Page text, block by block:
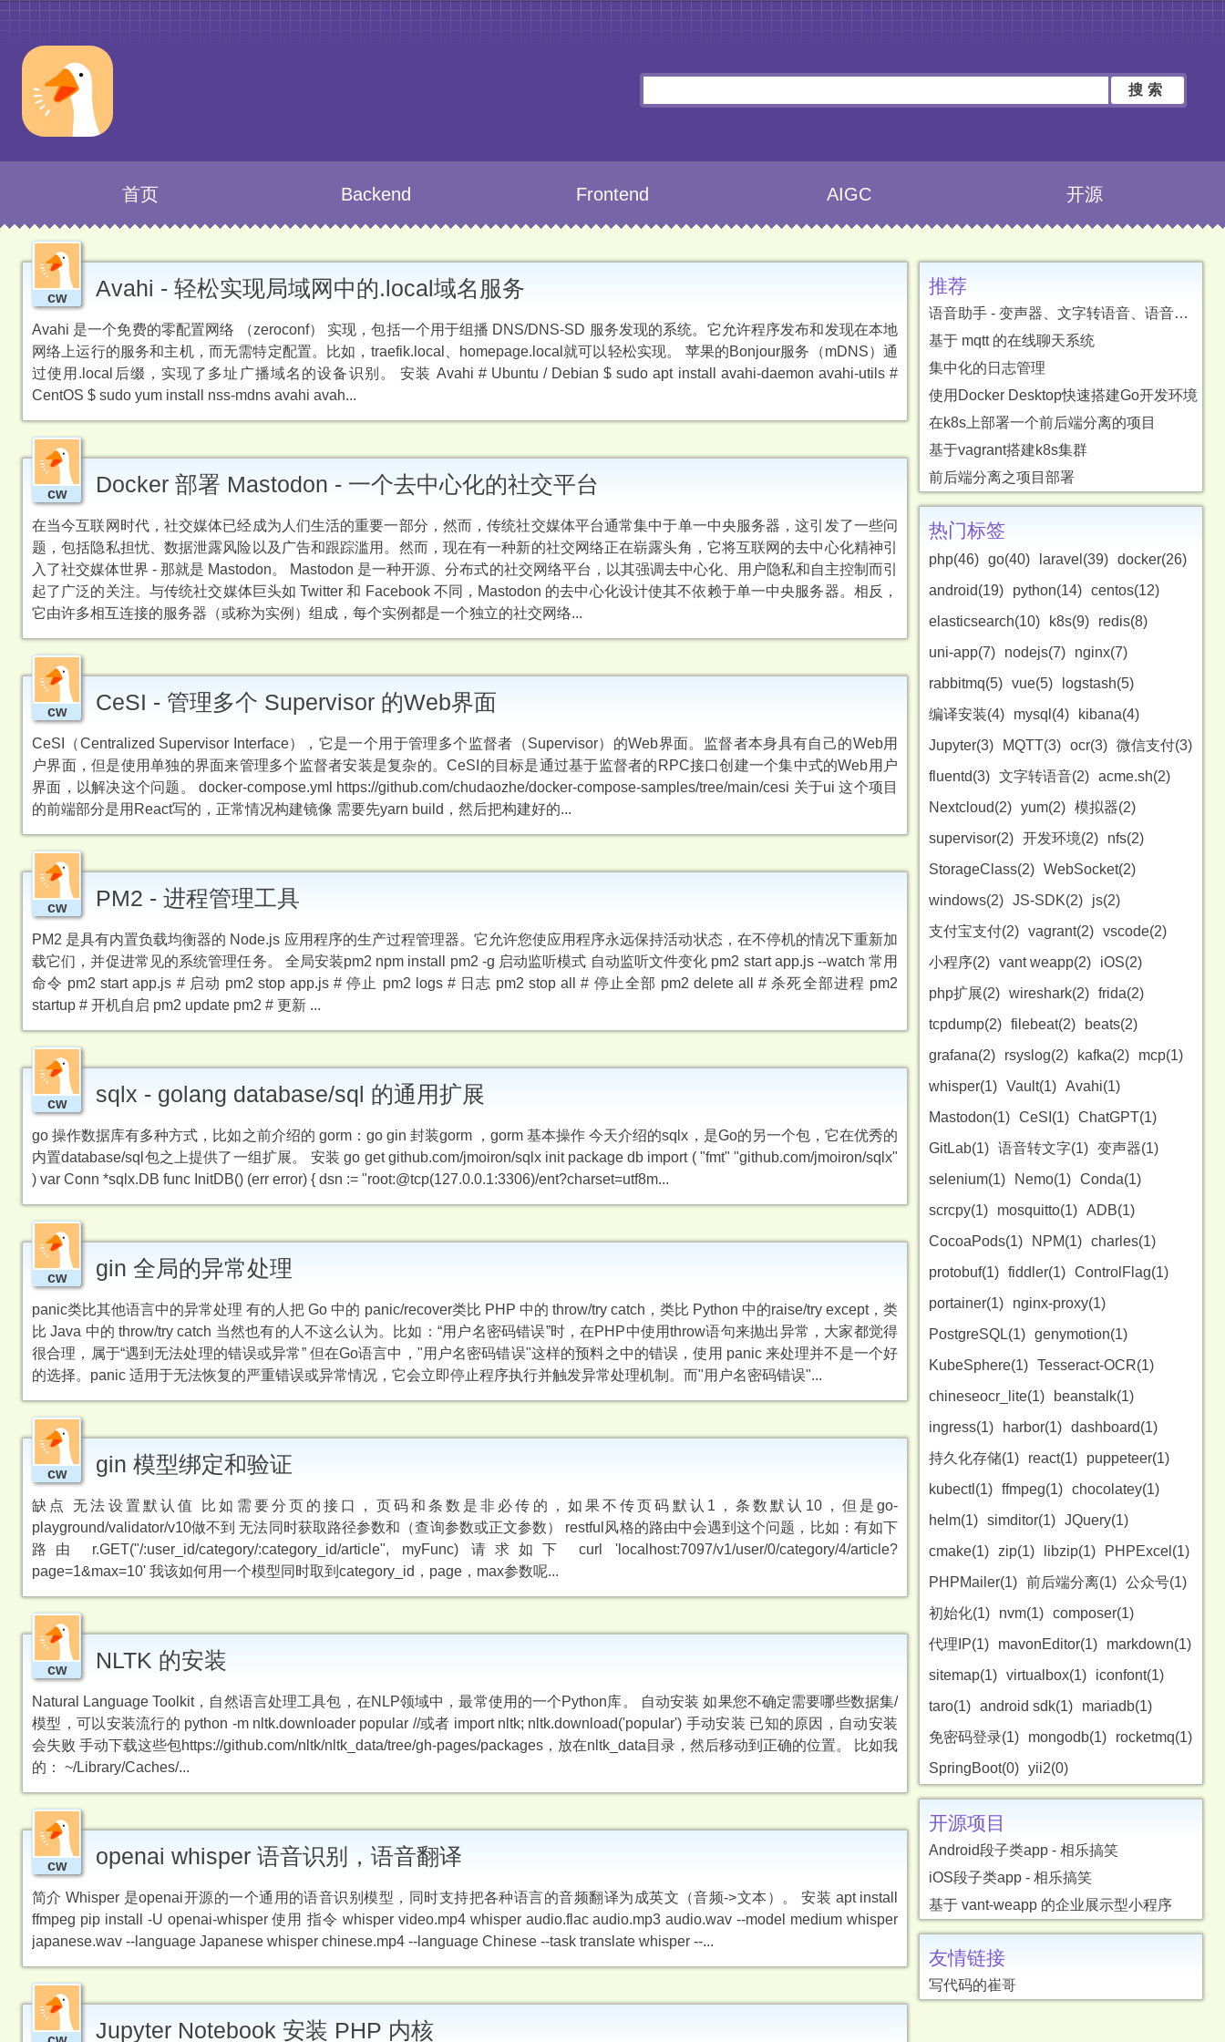
搜索
首页 Backend Frontend AIGC 开源
cw Avahi - 轻松实现局域网中的.local域名服务
Avahi 是一个免费的零配置网络 （zeroconf） 实现，包括一个用于组播 DNS/DNS-SD 服务发现的系统。它允许程序发布和发现在本地
网络上运行的服务和主机，而无需特定配置。比如，traefik.local、homepage.local就可以轻松实现。 苹果的Bonjour服务（mDNS）通
过使用.local后缀，实现了多址广播域名的设备识别。 安装 Avahi # Ubuntu / Debian $ sudo apt install avahi-daemon avahi-utils #
CentOS $ sudo yum install nss-mdns avahi avah...
cw Docker 部署 Mastodon - 一个去中心化的社交平台
在当今互联网时代，社交媒体已经成为人们生活的重要一部分，然而，传统社交媒体平台通常集中于单一中央服务器，这引发了一些问
题，包括隐私担忧、数据泄露风险以及广告和跟踪滥用。然而，现在有一种新的社交网络正在崭露头角，它将互联网的去中心化精神引
入了社交媒体世界 - 那就是 Mastodon。 Mastodon 是一种开源、分布式的社交网络平台，以其强调去中心化、用户隐私和自主控制而引
起了广泛的关注。与传统社交媒体巨头如 Twitter 和 Facebook 不同，Mastodon 的去中心化设计使其不依赖于单一中央服务器。相反，
它由许多相互连接的服务器（或称为实例）组成，每个实例都是一个独立的社交网络...
cw CeSI - 管理多个 Supervisor 的Web界面
CeSI（Centralized Supervisor Interface），它是一个用于管理多个监督者（Supervisor）的Web界面。监督者本身具有自己的Web用
户界面，但是使用单独的界面来管理多个监督者安装是复杂的。CeSI的目标是通过基于监督者的RPC接口创建一个集中式的Web用户
界面，以解决这个问题。 docker-compose.yml https://github.com/chudaozhe/docker-compose-samples/tree/main/cesi 关于ui 这个项目
的前端部分是用React写的，正常情况构建镜像 需要先yarn build，然后把构建好的...
cw PM2 - 进程管理工具
PM2 是具有内置负载均衡器的 Node.js 应用程序的生产过程管理器。它允许您使应用程序永远保持活动状态，在不停机的情况下重新加
载它们，并促进常见的系统管理任务。 全局安装pm2 npm install pm2 -g 启动监听模式 自动监听文件变化 pm2 start app.js --watch 常用
命令 pm2 start app.js # 启动 pm2 stop app.js # 停止 pm2 logs # 日志 pm2 stop all # 停止全部 pm2 delete all # 杀死全部进程 pm2
startup # 开机自启 pm2 update pm2 # 更新 ...
cw sqlx - golang database/sql 的通用扩展
go 操作数据库有多种方式，比如之前介绍的 gorm：go gin 封装gorm ，gorm 基本操作 今天介绍的sqlx，是Go的另一个包，它在优秀的
内置database/sql包之上提供了一组扩展。 安装 go get github.com/jmoiron/sqlx init package db import ( "fmt" "github.com/jmoiron/sqlx"
) var Conn *sqlx.DB func InitDB() (err error) { dsn := "root:@tcp(127.0.0.1:3306)/ent?charset=utf8m...
cw gin 全局的异常处理
panic类比其他语言中的异常处理 有的人把 Go 中的 panic/recover类比 PHP 中的 throw/try catch，类比 Python 中的raise/try except，类
比 Java 中的 throw/try catch 当然也有的人不这么认为。比如：“用户名密码错误”时，在PHP中使用throw语句来抛出异常，大家都觉得
很合理，属于“遇到无法处理的错误或异常” 但在Go语言中，"用户名密码错误"这样的预料之中的错误，使用 panic 来处理并不是一个好
的选择。panic 适用于无法恢复的严重错误或异常情况，它会立即停止程序执行并触发异常处理机制。而"用户名密码错误"...
cw gin 模型绑定和验证
缺点 无法设置默认值 比如需要分页的接口，页码和条数是非必传的，如果不传页码默认1，条数默认10，但是go-
playground/validator/v10做不到 无法同时获取路径参数和（查询参数或正文参数） restful风格的路由中会遇到这个问题，比如：有如下
路由 r.GET("/:user_id/category/:category_id/article", myFunc) 请求如下 curl 'localhost:7097/v1/user/0/category/4/article?
page=1&max=10' 我该如何用一个模型同时取到category_id，page，max参数呢...
cw NLTK 的安装
Natural Language Toolkit，自然语言处理工具包，在NLP领域中，最常使用的一个Python库。 自动安装 如果您不确定需要哪些数据集/
模型，可以安装流行的 python -m nltk.downloader popular //或者 import nltk; nltk.download('popular') 手动安装 已知的原因，自动安装
会失败 手动下载这些包https://github.com/nltk/nltk_data/tree/gh-pages/packages，放在nltk_data目录，然后移动到正确的位置。 比如我
的： ~/Library/Caches/...
cw openai whisper 语音识别，语音翻译
简介 Whisper 是openai开源的一个通用的语音识别模型，同时支持把各种语言的音频翻译为成英文（音频->文本）。 安装 apt install
ffmpeg pip install -U openai-whisper 使用 指令 whisper video.mp4 whisper audio.flac audio.mp3 audio.wav --model medium whisper
japanese.wav --language Japanese whisper chinese.mp4 --language Chinese --task translate whisper --...
Jupyter Notebook 安装 PHP 内核
推荐
语音助手 - 变声器、文字转语音、语音转文字、字幕翻译
基于 mqtt 的在线聊天系统
集中化的日志管理
使用Docker Desktop快速搭建Go开发环境
在k8s上部署一个前后端分离的项目
基于vagrant搭建k8s集群
前后端分离之项目部署
热门标签
php(46) go(40) laravel(39) docker(26)
android(19)
python(14) centos(12)
elasticsearch(10)
k8s(9)
redis(8)
uni-app(7)
nodejs(7)
nginx(7)
rabbitmq(5) vue(5)
logstash(5)
编译安装(4)
mysql(4)
kibana(4)
Jupyter(3)
MQTT(3) ocr(3) 微信支付(3)
fluentd(3) 文字转语音(2) acme.sh(2)
Nextcloud(2) yum(2) 模拟器(2)
supervisor(2) 开发环境(2)
nfs(2)
StorageClass(2) WebSocket(2)
windows(2) JS-SDK(2)
js(2)
支付宝支付(2) vagrant(2) vscode(2)
小程序(2) vant weapp(2)
iOS(2)
php扩展(2) wireshark(2) frida(2)
tcpdump(2) filebeat(2)
beats(2)
grafana(2)
rsyslog(2) kafka(2)
mcp(1)
whisper(1) Vault(1) Avahi(1)
Mastodon(1) CeSI(1) ChatGPT(1)
GitLab(1) 语音转文字(1) 变声器(1)
selenium(1)
Nemo(1) Conda(1)
scrcpy(1)
mosquitto(1) ADB(1)
CocoaPods(1)
NPM(1) charles(1)
protobuf(1) fiddler(1) ControlFlag(1)
portainer(1)
nginx-proxy(1)
PostgreSQL(1) genymotion(1)
KubeSphere(1) Tesseract-OCR(1)
chineseocr_lite(1)
beanstalk(1)
ingress(1)
harbor(1) dashboard(1)
持久化存储(1)
react(1)
puppeteer(1)
kubectl(1) ffmpeg(1) chocolatey(1)
helm(1) simditor(1) JQuery(1)
cmake(1)
zip(1) libzip(1)
PHPExcel(1)
PHPMailer(1) 前后端分离(1) 公众号(1)
初始化(1)
nvm(1) composer(1)
代理IP(1)
mavonEditor(1)
markdown(1)
sitemap(1) virtualbox(1)
iconfont(1)
taro(1) android sdk(1)
mariadb(1)
免密码登录(1)
mongodb(1)
rocketmq(1)
SpringBoot(0) yii2(0)
开源项目
Android段子类app - 相乐搞笑
iOS段子类app - 相乐搞笑
基于 vant-weapp 的企业展示型小程序
友情链接
写代码的崔哥